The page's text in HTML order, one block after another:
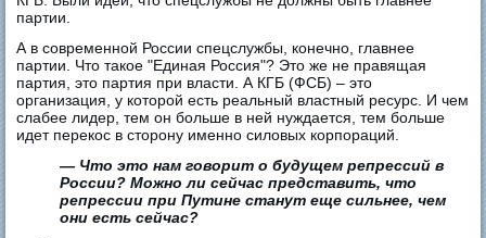
партии.
А в современной России спецслужбы, конечно, главнее
партии. Что такое "Единая Россия"? Это же не правящая
партия, это партия при власти. А КГБ (ФСБ) – это
организация, у которой есть реальный властный ресурс. И чем
слабее лидер, тем он больше в ней нуждается, тем больше
идет перекос в сторону именно силовых корпораций.
— Что это нам говорит о будущем репрессий в
России? Можно ли сейчас представить, что
репрессии при Путине станут еще сильнее, чем
они есть сейчас?